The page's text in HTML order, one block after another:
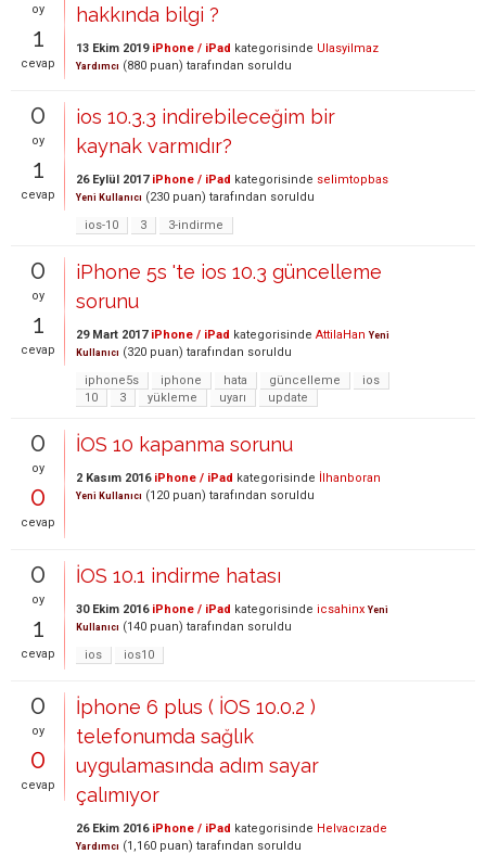
oy
1
cevap
hakkında bilgi ?
13 Ekim 2019 iPhone / iPad kategorisinde Ulasyilmaz
Yardımcı (880 puan) tarafından soruldu
0
oy
1
cevap
ios 10.3.3 indirebileceğim bir
kaynak varmıdır?
26 Eylül 2017 iPhone / iPad kategorisinde selimtopbas
Yeni Kullanıcı (230 puan) tarafından soruldu
ios-10
3 3-indirme
0
oy
1
cevap
iPhone 5s 'te ios 10.3 güncelleme
sorunu
29 Mart 2017 iPhone / iPad kategorisinde AttilaHan Yeni
Kullanıcı (320 puan) tarafından soruldu
iphone5s
iphone hata güncelleme
ios
10
3 yükleme uyarı update
0
oy
0
cevap
İOS 10 kapanma sorunu
2 Kasım 2016 iPhone / iPad kategorisinde İlhanboran
Yeni Kullanıcı (120 puan) tarafından soruldu
0
oy
1
cevap
İOS 10.1 indirme hatası
30 Ekim 2016 iPhone / iPad kategorisinde icsahinx Yeni
Kullanıcı (140 puan) tarafından soruldu
ios
ios10
0
oy
0
cevap
İphone 6 plus ( İOS 10.0.2 )
telefonumda sağlık
uygulamasında adım sayar
çalımıyor
26 Ekim 2016 iPhone / iPad kategorisinde Helvacızade
Yardımcı (1,160 puan) tarafından soruldu